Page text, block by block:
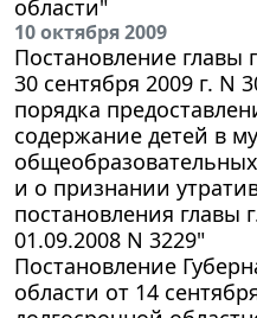
области"
10 октября 2009
Постановление главы
30 сентября 2009 г. N
порядка
содержание детей в
и о признании
постановления главы
01.09.2008 N 3229"
Постановление
области от 14